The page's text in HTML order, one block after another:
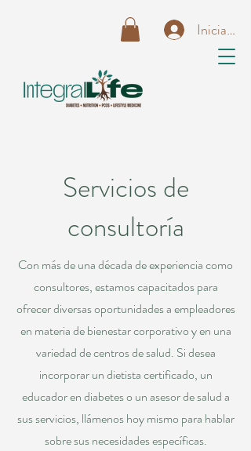
Iniciar
Servicios de
consultoría
Con más de una década de experiencia como
consultores, estamos capacitados para
ofrecer diversas oportunidades a empleadores
en materia de bienestar corporativo y en una
variedad de centros de salud. Si desea
incorporar un dietista certificado, un
educador en diabetes o un asesor de salud a
sus servicios, llámenos hoy mismo para hablar
sobre sus necesidades específicas.